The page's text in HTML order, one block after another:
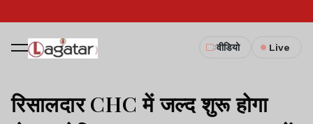
वीडियो Live
रिसालदार CHC में जल्द शुरू होगा